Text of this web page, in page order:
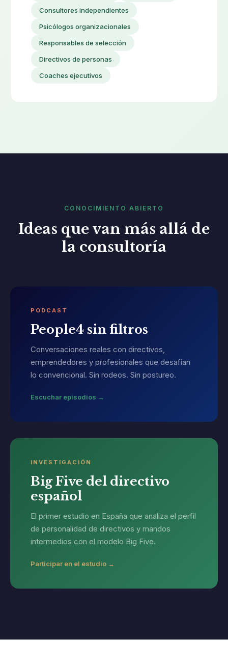
Consultores independientes
Psicólogos organizacionales
Responsables de selección
Directivos de personas
Coaches ejecutivos
CONOCIMIENTO ABIERTO
Ideas que van más allá de
la consultoría
PODCAST
People4 sin filtros
Conversaciones reales con directivos,
emprendedores y profesionales que desafían
lo convencional. Sin rodeos. Sin postureo.
Escuchar episodios →
INVESTIGACIÓN
Big Five del directivo
español
El primer estudio en España que analiza el perfil
de personalidad de directivos y mandos
intermedios con el modelo Big Five.
Participar en el estudio →